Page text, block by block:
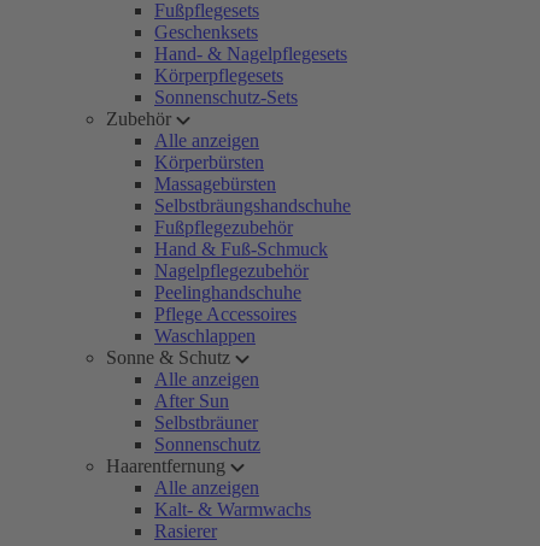
Fußpflegesets
Geschenksets
Hand- & Nagelpflegesets
Körperpflegesets
Sonnenschutz-Sets
Zubehör
Alle anzeigen
Körperbürsten
Massagebürsten
Selbstbräungshandschuhe
Fußpflegezubehör
Hand & Fuß-Schmuck
Nagelpflegezubehör
Peelinghandschuhe
Pflege Accessoires
Waschlappen
Sonne & Schutz
Alle anzeigen
After Sun
Selbstbräuner
Sonnenschutz
Haarentfernung
Alle anzeigen
Kalt- & Warmwachs
Rasierer